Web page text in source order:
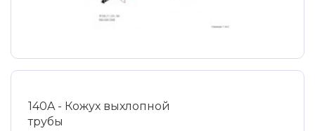
140A - Кожух выхлопной
трубы